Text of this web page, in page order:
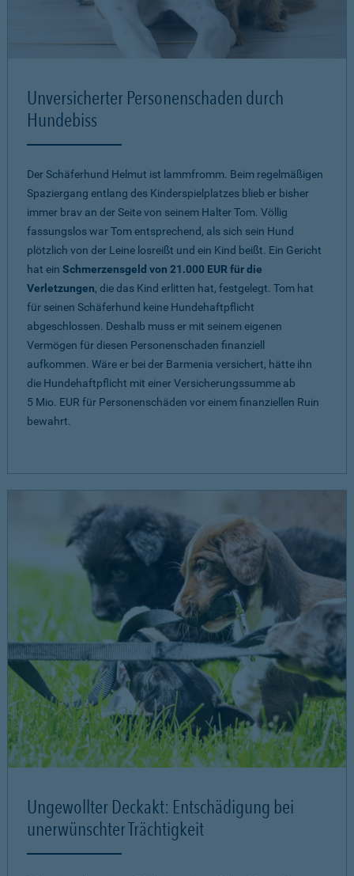
Unversicherter Personenschaden durch
Hundebiss
Der Schäferhund Helmut ist lammfromm. Beim regelmäßigen
Spaziergang entlang des Kinderspielplatzes blieb er bisher
immer brav an der Seite von seinem Halter Tom. Völlig
fassungslos war Tom entsprechend, als sich sein Hund
plötzlich von der Leine losreißt und ein Kind beißt. Ein Gericht
hat ein Schmerzensgeld von 21.000 EUR für die
Verletzungen, die das Kind erlitten hat, festgelegt. Tom hat
für seinen Schäferhund keine Hundehaftpflicht
abgeschlossen. Deshalb muss er mit seinem eigenen
Vermögen für diesen Personenschaden finanziell
aufkommen. Wäre er bei der Barmenia versichert, hätte ihn
die Hundehaftpflicht mit einer Versicherungssumme ab
5 Mio. EUR für Personenschäden vor einem finanziellen Ruin
bewahrt.
Ungewollter Deckakt: Entschädigung bei
unerwünschter Trächtigkeit